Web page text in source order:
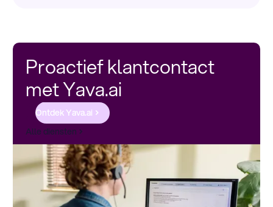
Proactief klantcontact
met Yava.ai
Ontdek Yava.ai
Alle diensten